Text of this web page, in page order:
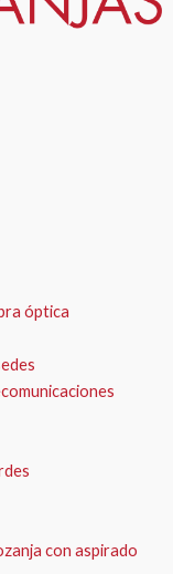
óptica
con aspirado